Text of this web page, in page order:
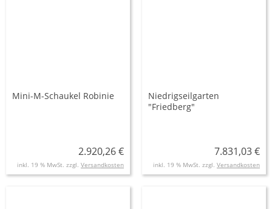
Mini-M-Schaukel Robinie
2.920,26 €
inkl. 19 % MwSt. zzgl. Versandkosten
Niedrigseilgarten
"Friedberg"
7.831,03 €
inkl. 19 % MwSt. zzgl. Versandkosten